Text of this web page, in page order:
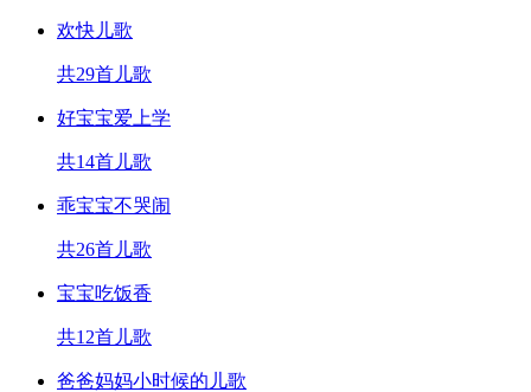
欢快儿歌
共29首儿歌
好宝宝爱上学
共14首儿歌
乖宝宝不哭闹
共26首儿歌
宝宝吃饭香
共12首儿歌
爸爸妈妈小时候的儿歌